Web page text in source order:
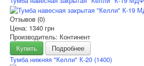
Отзывов (0)
Цена: 1340 грн
Производитель: Континент
Купить
Подробнее
Тумба нижняя "Келли" К-20 (1400)